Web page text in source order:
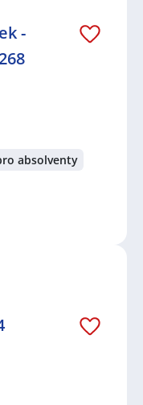
-
absolventy